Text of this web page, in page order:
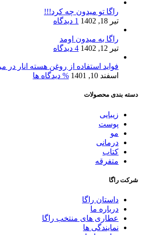
راگا تو میدون چه کرد!!!
تیر 18, 1402
1 دیدگاه
راگا به میدون اومد
تیر 12, 1402
4 دیدگاه
فواید استفاده از روغن هسته انار در
اسفند 10, 1401
% دیدگاه ها
دسته بندی محصولات
زیبایی
پوست
مو
درمانی
کتاب
متفرقه
شرکت راگا
داستان راگا
درباره ما
عطاری های منتخب راگا
نمایندگی ها